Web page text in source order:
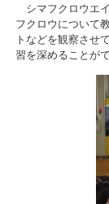
シマフクロウエ
フクロウについて
トなどを観察させ
習を深めることが